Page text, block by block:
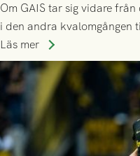
Om GAIS tar sig vidare
i den andra kvalomgången
spelas den tredje
då vinnaren i mötet mellan
Mostar från Bosnien och
Läs mer